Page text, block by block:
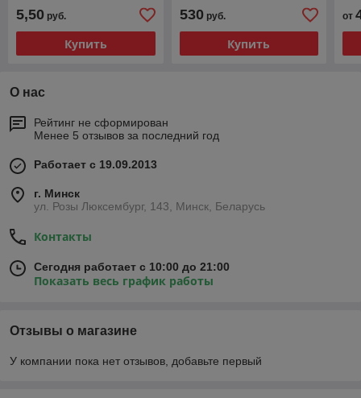
5,50 руб.
Купить
530руб.
Купить
от
О нас
Рейтинг не сформирован
Менее 5 отзывов за последний год
Работает с 19.09.2013
г. Минск
ул. Розы Люксембург, 143, Минск, Беларусь
Контакты
Сегодня работает с 10:00 до 21:00
Показать весь график работы
Отзывы о магазине
У компании пока нет отзывов, добавьте первый